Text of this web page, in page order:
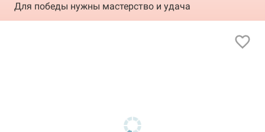
Для победы нужны мастерство и удача